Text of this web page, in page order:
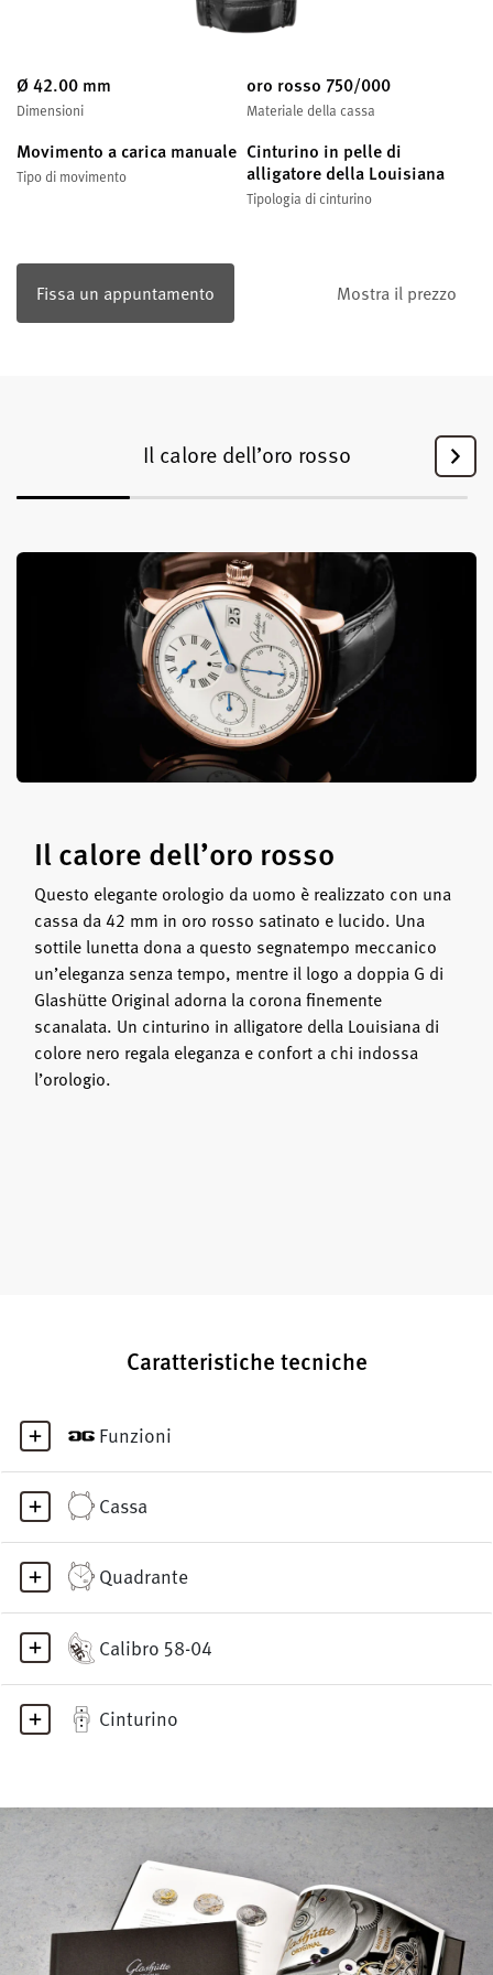
Ø 42.00 mm
Dimensioni
oro rosso 750/000
Materiale della cassa
Movimento a carica manuale
Tipo di movimento
Cinturino in pelle di
alligatore della Louisiana
Tipologia di cinturino
Fissa un appuntamento Mostra il prezzo
Il calore dell’oro rosso
Il calore dell’oro rosso
Questo elegante orologio da uomo è realizzato con una
cassa da 42 mm in oro rosso satinato e lucido. Una
sottile lunetta dona a questo segnatempo meccanico
un’eleganza senza tempo, mentre il logo a doppia G di
Glashütte Original adorna la corona finemente
scanalata. Un cinturino in alligatore della Louisiana di
colore nero regala eleganza e confort a chi indossa
l’orologio.
Caratteristiche tecniche
Funzioni
Cassa
Quadrante
Calibro 58-04
Cinturino